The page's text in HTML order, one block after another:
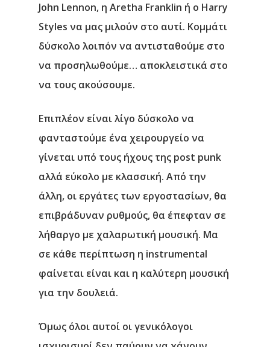
John Lennon, η Aretha Franklin ή ο Harry
Styles να μας μιλούν στο αυτί. Κομμάτι
δύσκολο λοιπόν να αντισταθούμε στο
να προσηλωθούμε… αποκλειστικά στο
να τους ακούσουμε.
Επιπλέον είναι λίγο δύσκολο να
φανταστούμε ένα χειρουργείο να
γίνεται υπό τους ήχους της post punk
αλλά εύκολο με κλασσική. Από την
άλλη, οι εργάτες των εργοστασίων, θα
επιβράδυναν ρυθμούς, θα έπεφταν σε
λήθαργο με χαλαρωτική μουσική. Μα
σε κάθε περίπτωση η instrumental
φαίνεται είναι και η καλύτερη μουσική
για την δουλειά.
Όμως όλοι αυτοί οι γενικόλογοι